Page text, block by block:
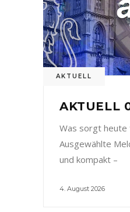
AKTUELL
AKTUELL
Was sorgt heute
Ausgewählte
und kompakt –
4. August 2026